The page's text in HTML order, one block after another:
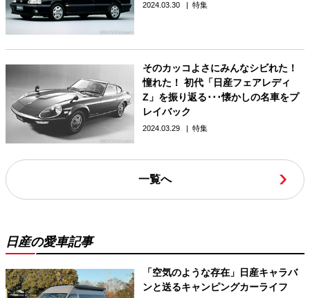
2024.03.30 特集
そのカッコよさにみんなシビれた！
憧れた！ 初代「日産フェアレディ
Z」を振り返る･･･懐かしの名車をプ
レイバック
2024.03.29 特集
一覧へ
日産の愛車記事
「空気のような存在」日産キャラバ
ンと送るキャンピングカーライフ